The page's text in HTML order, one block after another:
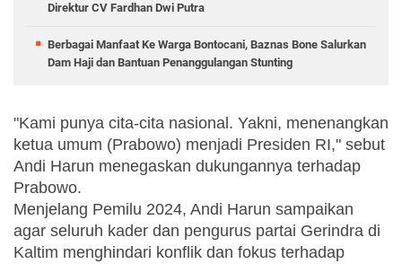
Direktur CV Fardhan Dwi Putra
Berbagai Manfaat Ke Warga Bontocani, Baznas Bone Salurkan
Dam Haji dan Bantuan Penanggulangan Stunting
"Kami punya cita-cita nasional. Yakni, menenangkan
ketua umum (Prabowo) menjadi Presiden RI," sebut
Andi Harun menegaskan dukungannya terhadap
Prabowo.
Menjelang Pemilu 2024, Andi Harun sampaikan
agar seluruh kader dan pengurus partai Gerindra di
Kaltim menghindari konflik dan fokus terhadap